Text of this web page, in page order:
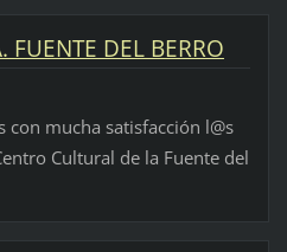
FUENTE DEL BERRO
mucha satisfacción l@s
Cultural de la Fuente del